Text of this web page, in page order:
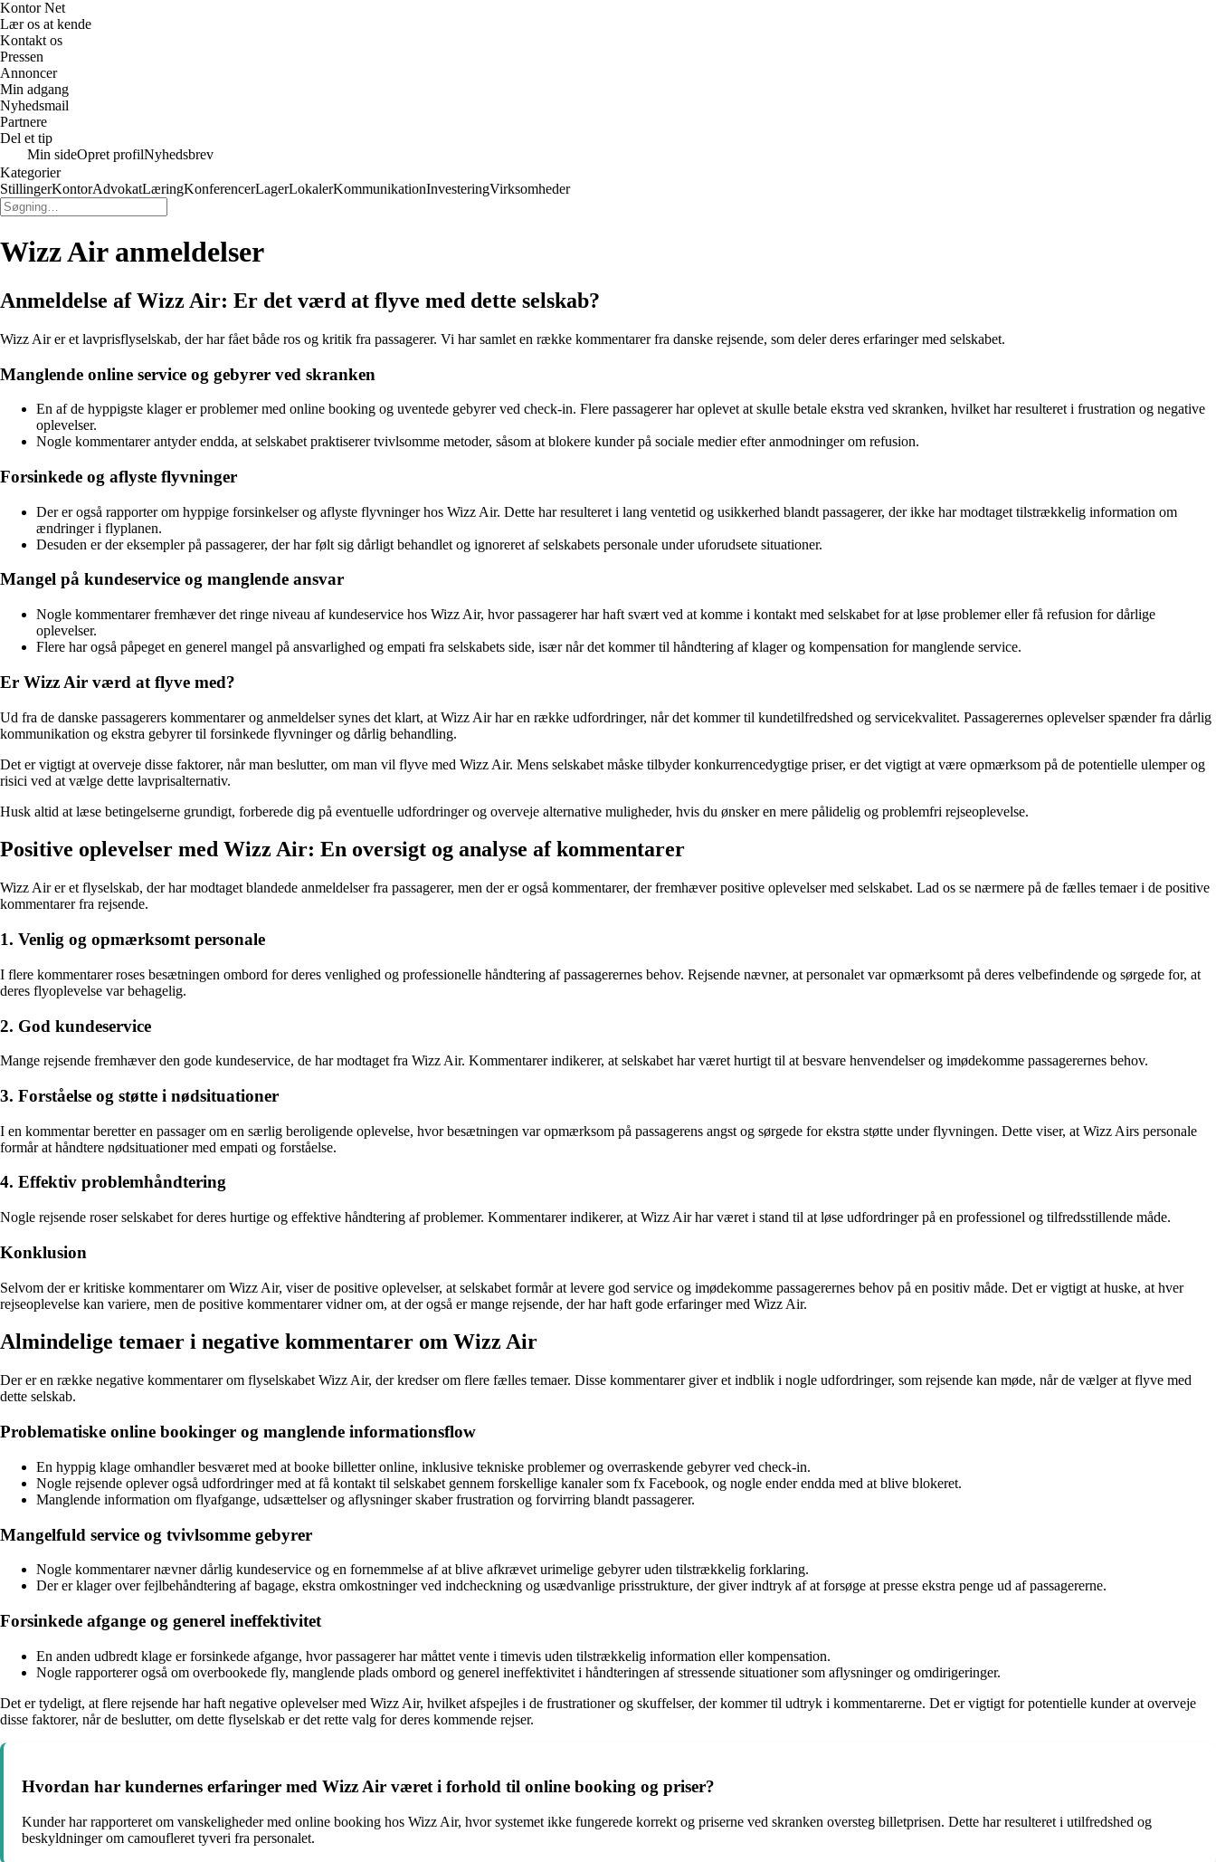
Kontor Net
Lær os at kende
Kontakt os
Pressen
Annoncer
Min adgang
Nyhedsmail
Partnere
Del et tip
Min sideOpret profilNyhedsbrev
Kategorier
StillingerKontorAdvokatLæringKonferencerLagerLokalerKommunikationInvesteringVirksomheder
Wizz Air anmeldelser
Anmeldelse af Wizz Air: Er det værd at flyve med dette selskab?
Wizz Air er et lavprisflyselskab, der har fået både ros og kritik fra passagerer. Vi har samlet en række kommentarer fra danske rejsende, som deler deres erfaringer med selskabet.
Manglende online service og gebyrer ved skranken
En af de hyppigste klager er problemer med online booking og uventede gebyrer ved check-in. Flere passagerer har oplevet at skulle betale ekstra ved skranken, hvilket har resulteret i frustration og negative
oplevelser.
Nogle kommentarer antyder endda, at selskabet praktiserer tvivlsomme metoder, såsom at blokere kunder på sociale medier efter anmodninger om refusion.
Forsinkede og aflyste flyvninger
Der er også rapporter om hyppige forsinkelser og aflyste flyvninger hos Wizz Air. Dette har resulteret i lang ventetid og usikkerhed blandt passagerer, der ikke har modtaget tilstrækkelig information om
ændringer i flyplanen.
Desuden er der eksempler på passagerer, der har følt sig dårligt behandlet og ignoreret af selskabets personale under uforudsete situationer.
Mangel på kundeservice og manglende ansvar
Nogle kommentarer fremhæver det ringe niveau af kundeservice hos Wizz Air, hvor passagerer har haft svært ved at komme i kontakt med selskabet for at løse problemer eller få refusion for dårlige
oplevelser.
Flere har også påpeget en generel mangel på ansvarlighed og empati fra selskabets side, især når det kommer til håndtering af klager og kompensation for manglende service.
Er Wizz Air værd at flyve med?
Ud fra de danske passagerers kommentarer og anmeldelser synes det klart, at Wizz Air har en række udfordringer, når det kommer til kundetilfredshed og servicekvalitet. Passagerernes oplevelser spænder fra dårlig
kommunikation og ekstra gebyrer til forsinkede flyvninger og dårlig behandling.
Det er vigtigt at overveje disse faktorer, når man beslutter, om man vil flyve med Wizz Air. Mens selskabet måske tilbyder konkurrencedygtige priser, er det vigtigt at være opmærksom på de potentielle ulemper og
risici ved at vælge dette lavprisalternativ.
Husk altid at læse betingelserne grundigt, forberede dig på eventuelle udfordringer og overveje alternative muligheder, hvis du ønsker en mere pålidelig og problemfri rejseoplevelse.
Positive oplevelser med Wizz Air: En oversigt og analyse af kommentarer
Wizz Air er et flyselskab, der har modtaget blandede anmeldelser fra passagerer, men der er også kommentarer, der fremhæver positive oplevelser med selskabet. Lad os se nærmere på de fælles temaer i de positive
kommentarer fra rejsende.
1. Venlig og opmærksomt personale
I flere kommentarer roses besætningen ombord for deres venlighed og professionelle håndtering af passagerernes behov. Rejsende nævner, at personalet var opmærksomt på deres velbefindende og sørgede for, at
deres flyoplevelse var behagelig.
2. God kundeservice
Mange rejsende fremhæver den gode kundeservice, de har modtaget fra Wizz Air. Kommentarer indikerer, at selskabet har været hurtigt til at besvare henvendelser og imødekomme passagerernes behov.
3. Forståelse og støtte i nødsituationer
I en kommentar beretter en passager om en særlig beroligende oplevelse, hvor besætningen var opmærksom på passagerens angst og sørgede for ekstra støtte under flyvningen. Dette viser, at Wizz Airs personale
formår at håndtere nødsituationer med empati og forståelse.
4. Effektiv problemhåndtering
Nogle rejsende roser selskabet for deres hurtige og effektive håndtering af problemer. Kommentarer indikerer, at Wizz Air har været i stand til at løse udfordringer på en professionel og tilfredsstillende måde.
Konklusion
Selvom der er kritiske kommentarer om Wizz Air, viser de positive oplevelser, at selskabet formår at levere god service og imødekomme passagerernes behov på en positiv måde. Det er vigtigt at huske, at hver
rejseoplevelse kan variere, men de positive kommentarer vidner om, at der også er mange rejsende, der har haft gode erfaringer med Wizz Air.
Almindelige temaer i negative kommentarer om Wizz Air
Der er en række negative kommentarer om flyselskabet Wizz Air, der kredser om flere fælles temaer. Disse kommentarer giver et indblik i nogle udfordringer, som rejsende kan møde, når de vælger at flyve med
dette selskab.
Problematiske online bookinger og manglende informationsflow
En hyppig klage omhandler besværet med at booke billetter online, inklusive tekniske problemer og overraskende gebyrer ved check-in.
Nogle rejsende oplever også udfordringer med at få kontakt til selskabet gennem forskellige kanaler som fx Facebook, og nogle ender endda med at blive blokeret.
Manglende information om flyafgange, udsættelser og aflysninger skaber frustration og forvirring blandt passagerer.
Mangelfuld service og tvivlsomme gebyrer
Nogle kommentarer nævner dårlig kundeservice og en fornemmelse af at blive afkrævet urimelige gebyrer uden tilstrækkelig forklaring.
Der er klager over fejlbehåndtering af bagage, ekstra omkostninger ved indcheckning og usædvanlige prisstrukture, der giver indtryk af at forsøge at presse ekstra penge ud af passagererne.
Forsinkede afgange og generel ineffektivitet
En anden udbredt klage er forsinkede afgange, hvor passagerer har måttet vente i timevis uden tilstrækkelig information eller kompensation.
Nogle rapporterer også om overbookede fly, manglende plads ombord og generel ineffektivitet i håndteringen af stressende situationer som aflysninger og omdirigeringer.
Det er tydeligt, at flere rejsende har haft negative oplevelser med Wizz Air, hvilket afspejles i de frustrationer og skuffelser, der kommer til udtryk i kommentarerne. Det er vigtigt for potentielle kunder at overveje
disse faktorer, når de beslutter, om dette flyselskab er det rette valg for deres kommende rejser.
Hvordan har kundernes erfaringer med Wizz Air været i forhold til online booking og priser?
Kunder har rapporteret om vanskeligheder med online booking hos Wizz Air, hvor systemet ikke fungerede korrekt og priserne ved skranken oversteg billetprisen. Dette har resulteret i utilfredshed og
beskyldninger om camoufleret tyveri fra personalet.